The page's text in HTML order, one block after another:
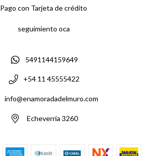
Pago con Tarjeta de crédito
seguimiento oca
5491144159649
+54 11 45555422
info@enamoradadelmuro.com
Echeverría 3260